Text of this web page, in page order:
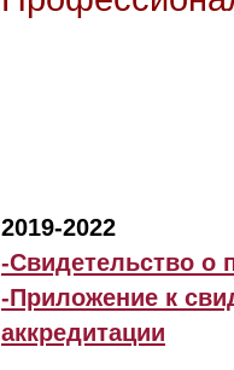
2019-2022
-Свидетельство о
-Приложение к
аккредитации